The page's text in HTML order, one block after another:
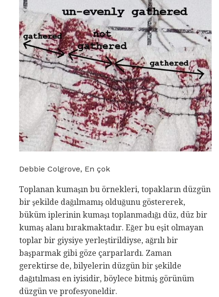
Debbie Colgrove, En çok
Toplanan kumaşın bu örnekleri, topakların düzgün
bir şekilde dağılmamış olduğunu göstererek,
büküm iplerinin kumaşı toplanmadığı düz, düz bir
kumaş alanı bırakmaktadır. Eğer bu eşit olmayan
toplar bir giysiye yerleştirildiyse, ağrılı bir
başparmak gibi göze çarparlardı. Zaman
gerektirse de, bilyelerin düzgün bir şekilde
dağıtılması en iyisidir, böylece bitmiş görünüm
düzgün ve profesyoneldir.